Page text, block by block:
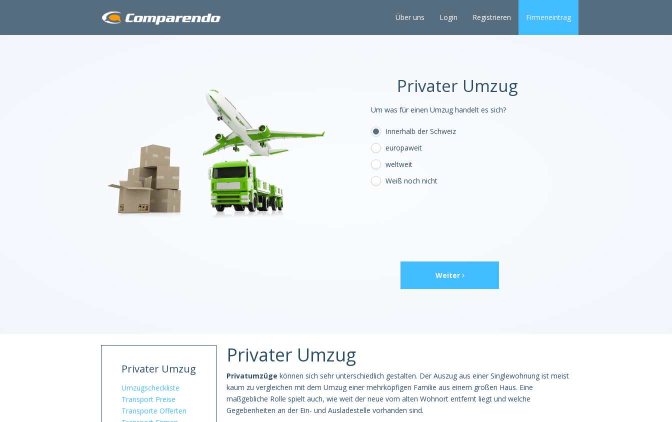
Über uns Login Registrieren Firmeneintrag
Privater Umzug
Um was für einen Umzug handelt es sich?
Innerhalb der Schweiz
europaweit
weltweit
Weiß noch nicht
Weiter
Privater Umzug
Umzugscheckliste
Transport Preise
Transporte Offerten
Privater Umzug
Privatumzüge können sich sehr unterschiedlich gestalten. Der Auszug aus einer Singlewohnung ist meist
kaum zu vergleichen mit dem Umzug einer mehrköpfigen Familie aus einem großen Haus. Eine
maßgebliche Rolle spielt auch, wie weit der neue vom alten Wohnort entfernt liegt und welche
Gegebenheiten an der Ein- und Ausladestelle vorhanden sind.